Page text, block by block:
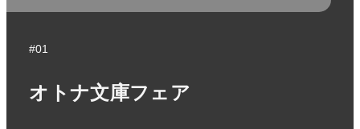
#01
オトナ文庫フェア